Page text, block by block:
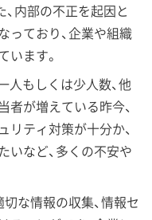
内部の不正を起因と
っており、企業や組織
います。
もしくは少人数、他
が増えている昨今、
ティ対策が十分か、
いなど、多くの不安や
な情報の収集、情報セ